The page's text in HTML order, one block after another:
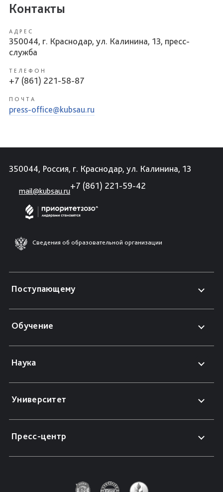
Контакты
АДРЕС
350044, г. Краснодар, ул. Калинина, 13, пресс-
служба
ТЕЛЕФОН
+7 (861) 221-58-87
ПОЧТА
press-office@kubsau.ru
350044, Россия, г. Краснодар, ул. Калинина, 13
mail@kubsau.ru
+7 (861) 221-59-42
Сведения об образовательной организации
Поступающему
Обучение
Наука
Университет
Пресс-центр